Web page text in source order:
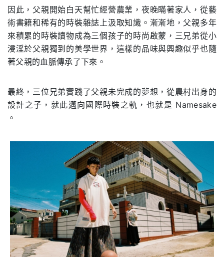
因此，父親開始白天幫忙經營農業，夜晚瞞著家人，從藝
術書籍和稀有的時裝雜誌上汲取知識。漸漸地，父親多年
來積累的時裝讀物成為三個孩子的時尚啟蒙，三兄弟從小
浸淫於父親獨到的美學世界，這樣的品味與興趣似乎也隨
著父親的血脈傳承了下來。
最終，三位兄弟實踐了父親未完成的夢想，從農村出身的
設計之子，就此邁向國際時裝之軌，也就是 Namesake
。